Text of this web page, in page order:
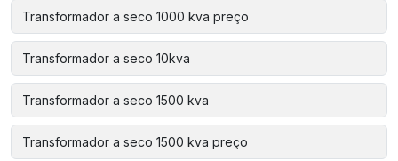
Transformador a seco 1000 kva preço
Transformador a seco 10kva
Transformador a seco 1500 kva
Transformador a seco 1500 kva preço